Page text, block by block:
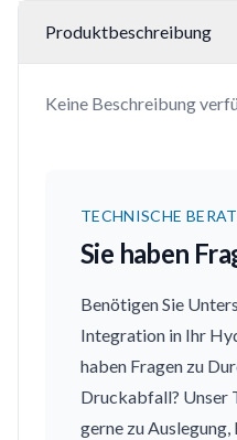
Produktbeschreibung
Keine Beschreibung
TECHNISCHE
Sie haben
Benötigen Sie
Integration in Ihr
haben Fragen zu
Druckabfall? Unser
gerne zu